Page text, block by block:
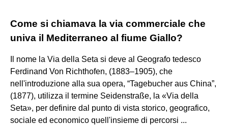
Come si chiamava la via commerciale che
univa il Mediterraneo al fiume Giallo?
Il nome la Via della Seta si deve al Geografo tedesco
Ferdinand Von Richthofen, (1883–1905), che
nell'introduzione alla sua opera, “Tagebucher aus China”,
(1877), utilizza il termine Seidenstraße, la «Via della
Seta», per definire dal punto di vista storico, geografico,
sociale ed economico quell'insieme di percorsi ...